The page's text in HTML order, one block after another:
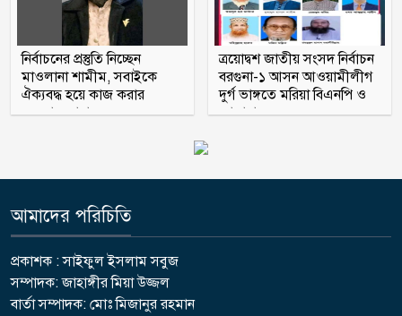
নির্বাচনের প্রস্তুতি নিচ্ছেন
মাওলানা শামীম, সবাইকে
ঐক্যবদ্ধ হয়ে কাজ করার
অহব্বান জানান
ত্রয়োদ্বশ জাতীয় সংসদ নির্বাচন
বরগুনা-১ আসন আওয়ামীলীগ
দুর্গ ভাঙ্গতে মরিয়া বিএনপি ও
জামায়াত
আমাদের পরিচিতি
প্রকাশক : সাইফুল ইসলাম সবুজ
সম্পাদক: জাহাঙ্গীর মিয়া উজ্জল
বার্তা সম্পাদক: মোঃ মিজানুর রহমান